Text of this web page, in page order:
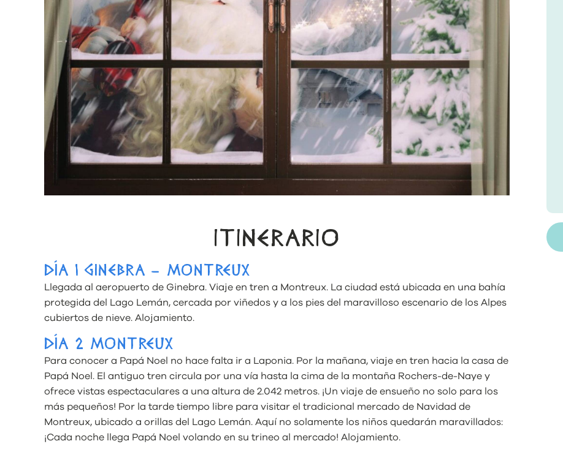
ITINERARIO
DÍA 1 GINEBRA – MONTREUX
Llegada al aeropuerto de Ginebra. Viaje en tren a Montreux. La ciudad está ubicada en una bahía
protegida del Lago Lemán, cercada por viñedos y a los pies del maravilloso escenario de los Alpes
cubiertos de nieve. Alojamiento.
DÍA 2 MONTREUX
Para conocer a Papá Noel no hace falta ir a Laponia. Por la mañana, viaje en tren hacia la casa de
Papá Noel. El antiguo tren circula por una vía hasta la cima de la montaña Rochers-de-Naye y
ofrece vistas espectaculares a una altura de 2.042 metros. ¡Un viaje de ensueño no solo para los
más pequeños! Por la tarde tiempo libre para visitar el tradicional mercado de Navidad de
Montreux, ubicado a orillas del Lago Lemán. Aquí no solamente los niños quedarán maravillados:
¡Cada noche llega Papá Noel volando en su trineo al mercado! Alojamiento.